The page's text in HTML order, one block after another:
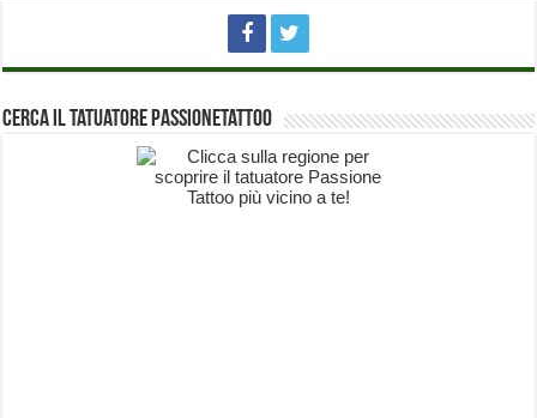
Cerca il Tatuatore PassioneTattoo